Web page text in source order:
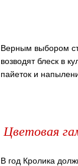
Верным выбором
возводят блеск в
пайеток и
Цветовая
В год Кролика